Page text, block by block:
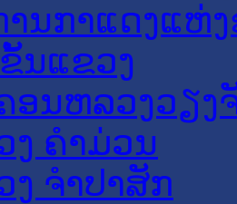
ານກາແດງແຫ່
ນແຂວງ
ອນ​ຫລວງວຽງ
ງ ຄໍາມ່ວນ
ງ ຈໍາປາສັກ